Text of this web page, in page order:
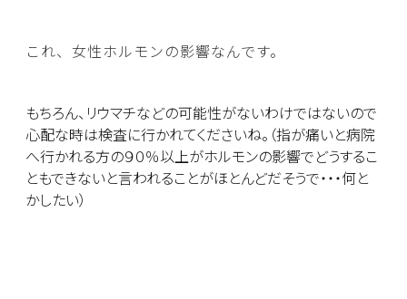
これ、女性ホルモンの影響なんです。
もちろん、リウマチなどの可能性がないわけではないので
心配な時は検査に行かれてくださいね。（指が痛いと病院
へ行かれる方の９０％以上がホルモンの影響でどうするこ
ともできないと言われることがほとんどだそうで・・・何と
かしたい）